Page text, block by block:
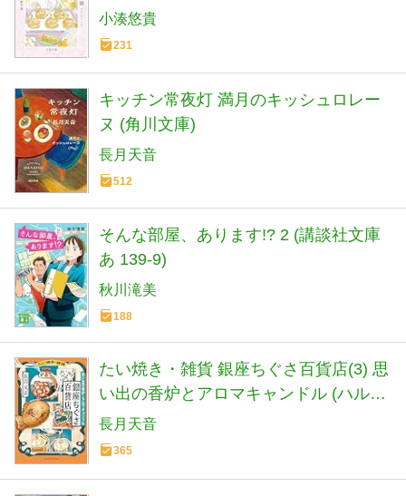
小湊悠貴
231
キッチン常夜灯 満月のキッシュロレー
ヌ (角川文庫)
長月天音
512
そんな部屋、あります!? 2 (講談社文庫
あ 139-9)
秋川滝美
188
たい焼き・雑貨 銀座ちぐさ百貨店(3) 思
い出の香炉とアロマキャンドル (ハルキ
文庫 な 22-7)
長月天音
365